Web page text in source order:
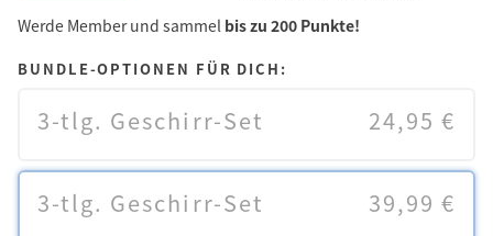
Werde Member und sammel bis zu 200 Punkte!
BUNDLE-OPTIONEN FÜR DICH:
3-tlg. Geschirr-Set 24,95 €
3-tlg. Geschirr-Set 39,99 €